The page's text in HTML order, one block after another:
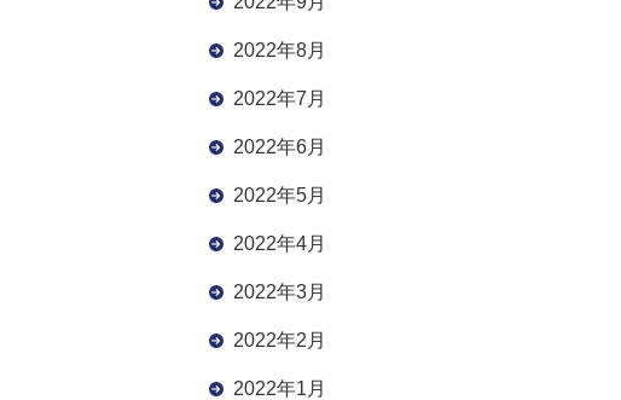
2022年8月
2022年7月
2022年6月
2022年5月
2022年4月
2022年3月
2022年2月
2022年1月